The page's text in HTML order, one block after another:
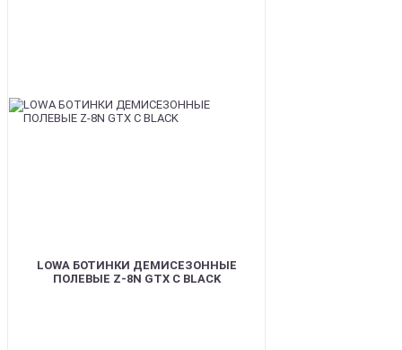
LOWA БОТИНКИ ДЕМИСЕЗОННЫЕ
ПОЛЕВЫЕ Z-8N GTX C BLACK